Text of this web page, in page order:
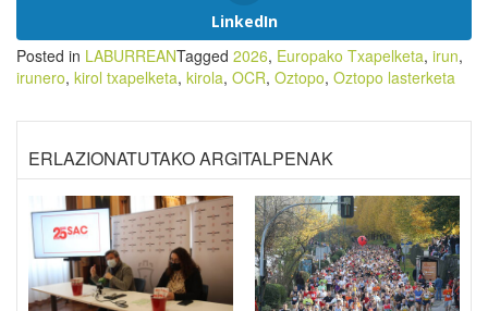
LinkedIn
Posted in LABURREANTagged 2026, Europako Txapelketa, irun,
irunero, kirol txapelketa, kirola, OCR, Oztopo, Oztopo lasterketa
ERLAZIONATUTAKO ARGITALPENAK